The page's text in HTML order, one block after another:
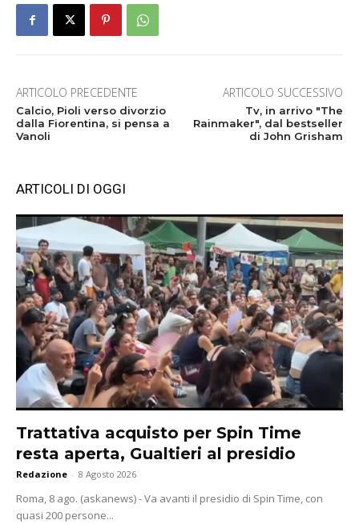
ARTICOLO PRECEDENTE
Calcio, Pioli verso divorzio
dalla Fiorentina, si pensa a
Vanoli
ARTICOLO SUCCESSIVO
Tv, in arrivo "The
Rainmaker", dal bestseller
di John Grisham
ARTICOLI DI OGGI
Trattativa acquisto per Spin Time
resta aperta, Gualtieri al presidio
Redazione - 8 Agosto 2026
Roma, 8 ago. (askanews) - Va avanti il presidio di Spin Time, con
quasi 200 persone...